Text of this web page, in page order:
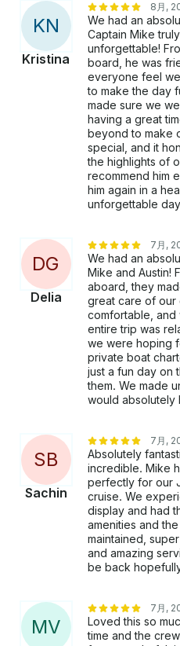
KN
Kristina
8月,
We had an
Captain Mike
unforgettable!
board, he was
everyone feel
to make the day
made sure we
having a great
beyond to make
special, and it
the highlights of
recommend him
him again in a
unforgettable
DG
Delia
7月,
We had an
Mike and Austin!
aboard, they
great care of our
comfortable, and
entire trip was
we were hoping
private boat
just a fun day on
them. We made
would absolutely
SB
Sachin
7月,
Absolutely
incredible. Mike
perfectly for our
cruise. We
display and had
amenities and
maintained,
and amazing
be back
MV
7月,
Loved this so
time and the